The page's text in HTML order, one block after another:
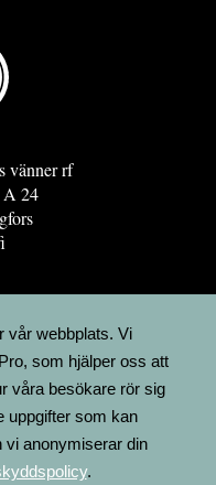
vänner rf
A 24
FINLAND
vår webbplats. Vi
som hjälper oss att
våra besökare rör sig
uppgifter som kan
vi anonymiserar din
.